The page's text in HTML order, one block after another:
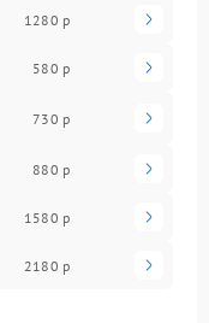
1280 р
580 р
730 р
880 р
1580 р
2180 р